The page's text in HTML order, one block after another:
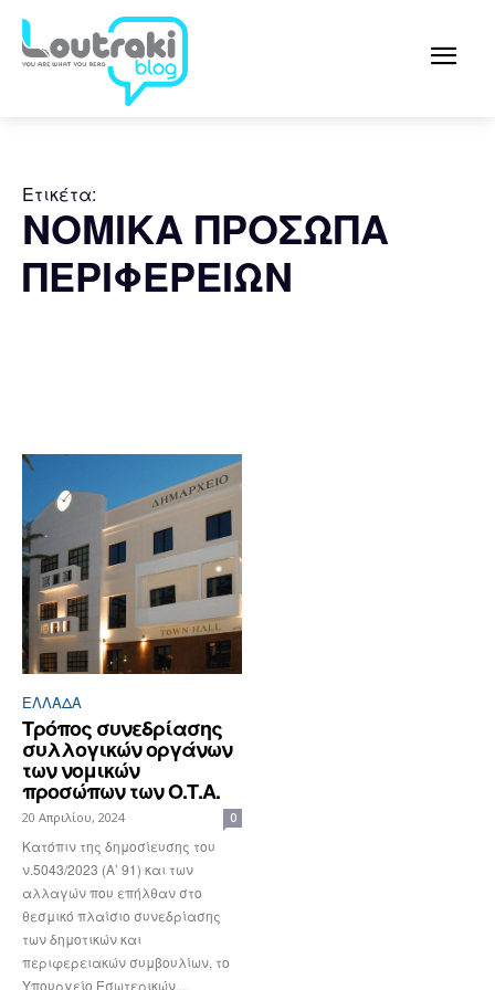
Ετικέτα:
ΝΟΜΙΚΑ ΠΡΟΣΩΠΑ
ΠΕΡΙΦΕΡΕΙΩΝ
ΕΛΛΆΔΑ
Τρόπος συνεδρίασης
συλλογικών οργάνων
των νομικών
προσώπων των Ο.Τ.Α.
20 Απριλίου, 2024 0
Κατόπιν της δημοσίευσης του
ν.5043/2023 (Α’ 91) και των
αλλαγών που επήλθαν στο
θεσμικό πλαίσιο συνεδρίασης
των δημοτικών και
περιφερειακών συμβουλίων, το
Υπουργείο Εσωτερικών,...